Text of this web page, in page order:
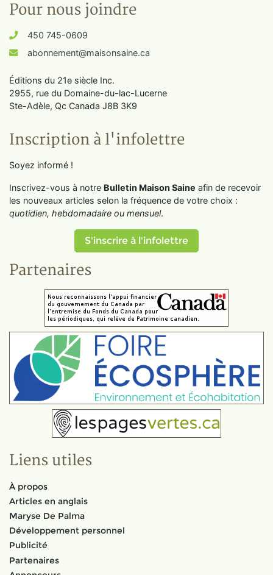
Pour nous joindre
450 745-0609
abonnement@maisonsaine.ca
Éditions du 21e siècle Inc.
2955, rue du Domaine-du-lac-Lucerne
Ste-Adèle, Qc Canada J8B 3K9
Inscription à l'infolettre
Soyez informé !
Inscrivez-vous à notre Bulletin Maison Saine afin de recevoir
les nouveaux articles selon la fréquence de votre choix :
quotidien, hebdomadaire ou mensuel.
S'inscrire à l'infolettre
Partenaires
Liens utiles
À propos
Articles en anglais
Maryse De Palma
Développement personnel
Publicité
Partenaires